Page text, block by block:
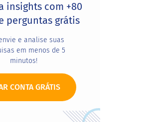
insights com +80
perguntas grátis
e analise suas
em menos de 5
minutos!
CONTA GRÁTIS